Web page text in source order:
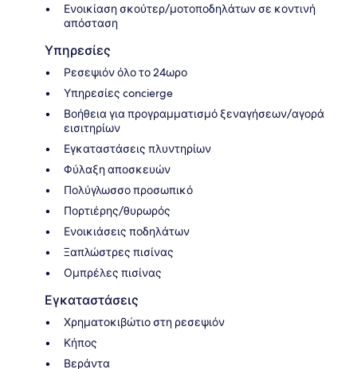
Ενοικίαση σκούτερ/μοτοποδηλάτων σε κοντινή
απόσταση
Υπηρεσίες
Ρεσεψιόν όλο το 24ωρο
Υπηρεσίες concierge
Βοήθεια για προγραμματισμό ξεναγήσεων/αγορά
εισιτηρίων
Εγκαταστάσεις πλυντηρίων
Φύλαξη αποσκευών
Πολύγλωσσο προσωπικό
Πορτιέρης/θυρωρός
Ενοικιάσεις ποδηλάτων
Ξαπλώστρες πισίνας
Ομπρέλες πισίνας
Εγκαταστάσεις
Χρηματοκιβώτιο στη ρεσεψιόν
Κήπος
Βεράντα